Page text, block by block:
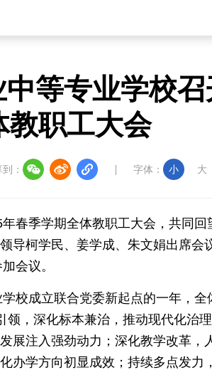
浪潮资讯 衢州有礼 新
壮美广西 大美黑龙江
等专业学校
教职工大会
： 字体： 小 大
春季学期全体教职工大会，共同
导柯学民、姜学成、朱文娟出席会
会议。
校成立联合党委新起点的一年，全
，深化标本兼治，推动现代化治
注入强劲动力；深化教学改革，
办学方向初显成效；持续多点发力